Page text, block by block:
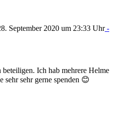
September 2020 um 23:33 Uhr-
Ich hab mehrere Helme
sehr sehr gerne spenden 😊